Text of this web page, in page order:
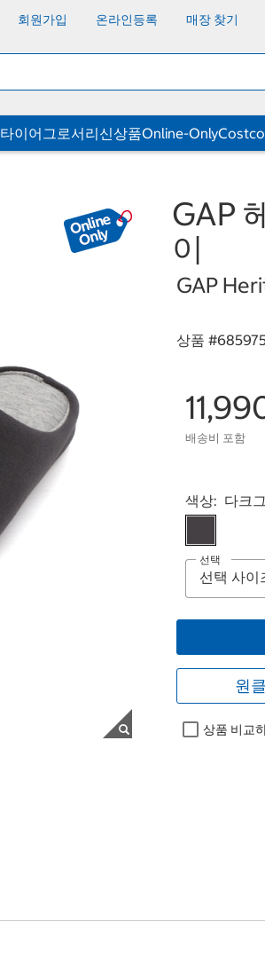
회원가입 온라인등록 매장 찾기
타이어그로서리신상품Online-Only
GAP
이
GAP
상품 #
배송비 포함
Select
색상: 다크
선택
원
상품 비교